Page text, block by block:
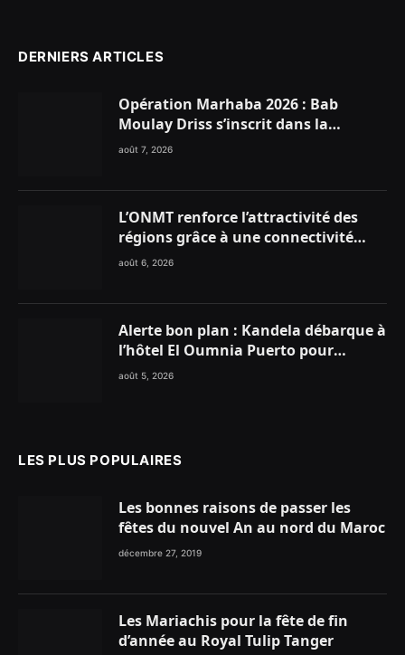
DERNIERS ARTICLES
Opération Marhaba 2026 : Bab
Moulay Driss s’inscrit dans la
dynamique nationale en faveur des
août 7, 2026
L’ONMT renforce l’attractivité des
régions grâce à une connectivité
aérienne historique de Ryanair
août 6, 2026
Alerte bon plan : Kandela débarque à
l’hôtel El Oumnia Puerto pour
enflammer le Chiringuito Malibu
août 5, 2026
LES PLUS POPULAIRES
Les bonnes raisons de passer les
fêtes du nouvel An au nord du Maroc
décembre 27, 2019
Les Mariachis pour la fête de fin
d’année au Royal Tulip Tanger